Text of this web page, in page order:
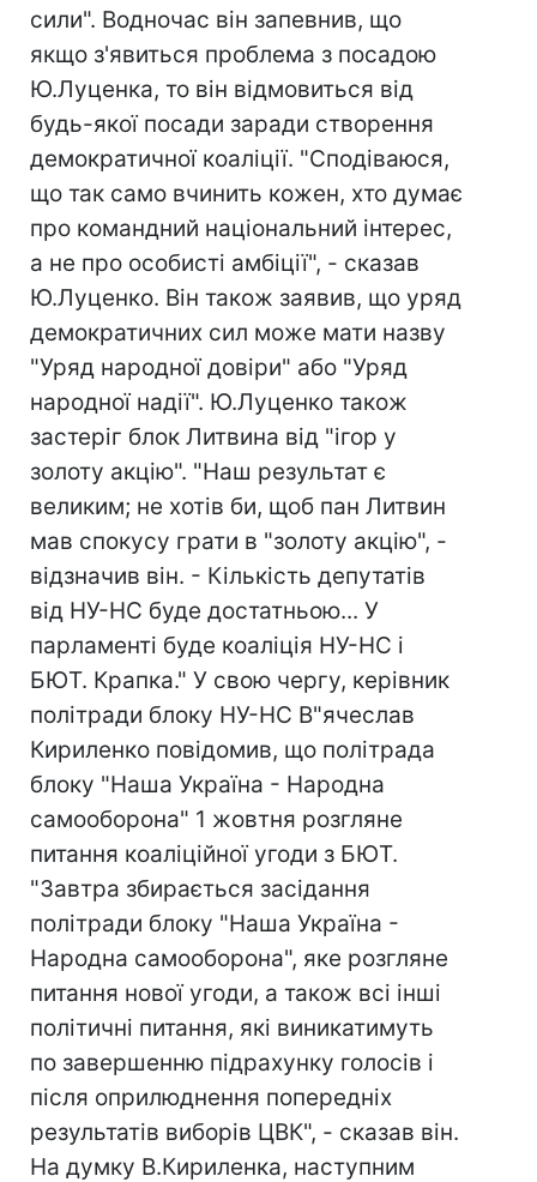
сили". Водночас він запевнив, що
якщо з'явиться проблема з посадою
Ю.Луценка, то він відмовиться від
будь-якої посади заради створення
демократичної коаліції. "Сподіваюся,
що так само вчинить кожен, хто думає
про командний національний інтерес,
а не про особисті амбіції", - сказав
Ю.Луценко. Він також заявив, що уряд
демократичних сил може мати назву
"Уряд народної довіри" або "Уряд
народної надії". Ю.Луценко також
застеріг блок Литвина від "ігор у
золоту акцію". "Наш результат є
великим; не хотів би, щоб пан Литвин
мав спокусу грати в "золоту акцію", -
відзначив він. - Кількість депутатів
від НУ-НС буде достатньою... У
парламенті буде коаліція НУ-НС і
БЮТ. Крапка." У свою чергу, керівник
політради блоку НУ-НС В"ячеслав
Кириленко повідомив, що політрада
блоку "Наша Україна - Народна
самооборона" 1 жовтня розгляне
питання коаліційної угоди з БЮТ.
"Завтра збирається засідання
політради блоку "Наша Україна -
Народна самооборона", яке розгляне
питання нової угоди, а також всі інші
політичні питання, які виникатимуть
по завершенню підрахунку голосів і
після оприлюднення попередніх
результатів виборів ЦВК", - сказав він.
На думку В.Кириленка, наступним